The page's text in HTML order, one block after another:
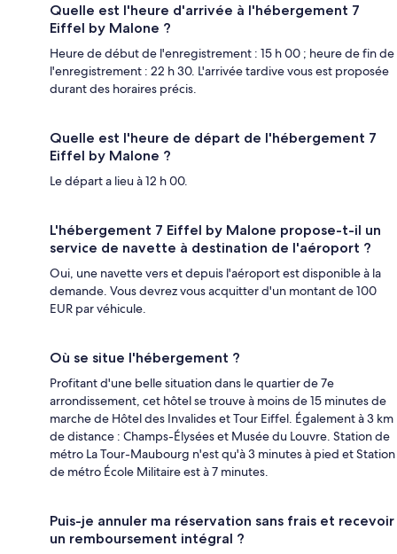
Quelle est l'heure d'arrivée à l'hébergement 7
Eiffel by Malone ?
Heure de début de l'enregistrement : 15 h 00 ; heure de fin de
l'enregistrement : 22 h 30. L'arrivée tardive vous est proposée
durant des horaires précis.
Quelle est l'heure de départ de l'hébergement 7
Eiffel by Malone ?
Le départ a lieu à 12 h 00.
L'hébergement 7 Eiffel by Malone propose-t-il un
service de navette à destination de l'aéroport ?
Oui, une navette vers et depuis l'aéroport est disponible à la
demande. Vous devrez vous acquitter d'un montant de 100
EUR par véhicule.
Où se situe l'hébergement ?
Profitant d'une belle situation dans le quartier de 7e
arrondissement, cet hôtel se trouve à moins de 15 minutes de
marche de Hôtel des Invalides et Tour Eiffel. Également à 3 km
de distance : Champs-Élysées et Musée du Louvre. Station de
métro La Tour-Maubourg n'est qu'à 3 minutes à pied et Station
de métro École Militaire est à 7 minutes.
Puis-je annuler ma réservation sans frais et recevoir
un remboursement intégral ?